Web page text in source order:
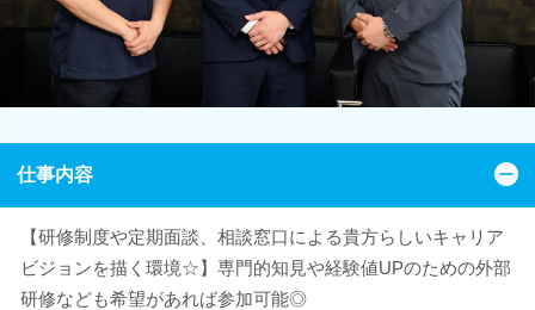
仕事内容
【研修制度や定期面談、相談窓口による貴方らしいキャリア
ビジョンを描く環境☆】専門的知見や経験値UPのための外部
研修なども希望があれば参加可能◎